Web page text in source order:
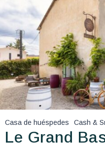
Reservar una
Nuestra
World’s Best
Hacer que viajes
Estancia temática
Salud y seguridad
Casa de huéspedes Cash &
Le Grand